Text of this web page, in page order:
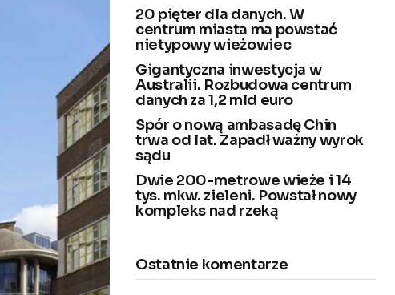
20 pięter dla danych. W
centrum miasta ma powstać
nietypowy wieżowiec
Gigantyczna inwestycja w
Australii. Rozbudowa centrum
danych za 1,2 mld euro
Spór o nową ambasadę Chin
trwa od lat. Zapadł ważny wyrok
sądu
Dwie 200-metrowe wieże i 14
tys. mkw. zieleni. Powstał nowy
kompleks nad rzeką
Ostatnie komentarze